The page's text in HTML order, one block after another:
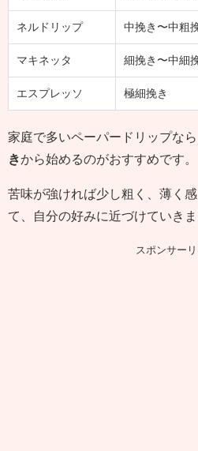
ネルドリップ 中挽き〜中粗
マキネッタ 細挽き〜中細
エスプレッソ 極細挽き
家庭で多いペーパードリップな
きから始めるのがおすすめです。
苦味が強ければ少し粗く、薄く
て、自分の好みに近づけていきま
スポンサー